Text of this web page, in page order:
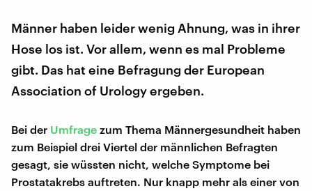
Männer haben leider wenig Ahnung, was in ihrer
Hose los ist. Vor allem, wenn es mal Probleme
gibt. Das hat eine Befragung der European
Association of Urology ergeben.
Bei der Umfrage zum Thema Männergesundheit haben
zum Beispiel drei Viertel der männlichen Befragten
gesagt, sie wüssten nicht, welche Symptome bei
Prostatakrebs auftreten. Nur knapp mehr als einer von